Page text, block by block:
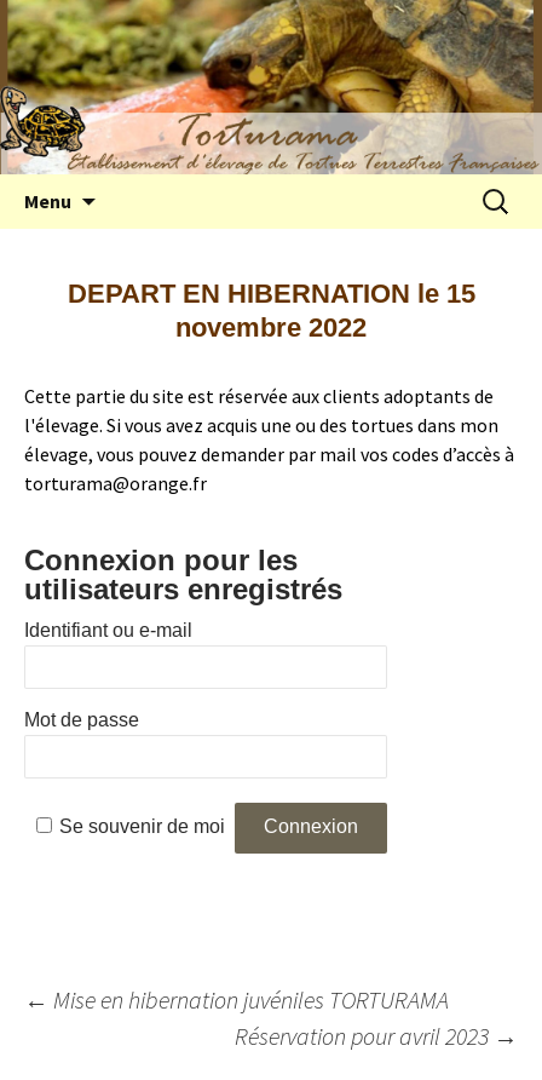
Elevage de tortues terrestres françaises
Hermann
Menu
DEPART EN HIBERNATION le 15
novembre 2022
Cette partie du site est réservée aux clients adoptants de
l'élevage. Si vous avez acquis une ou des tortues dans mon
élevage, vous pouvez demander par mail vos codes d’accès à
torturama@orange.fr
Connexion pour les
utilisateurs enregistrés
Identifiant ou e-mail
Mot de passe
Se souvenir de moi
Navigation
← Mise en hibernation juvéniles TORTURAMA
Réservation pour avril 2023 →